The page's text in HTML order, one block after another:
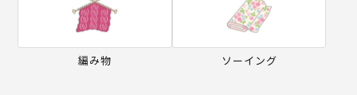
編み物 ソーイング